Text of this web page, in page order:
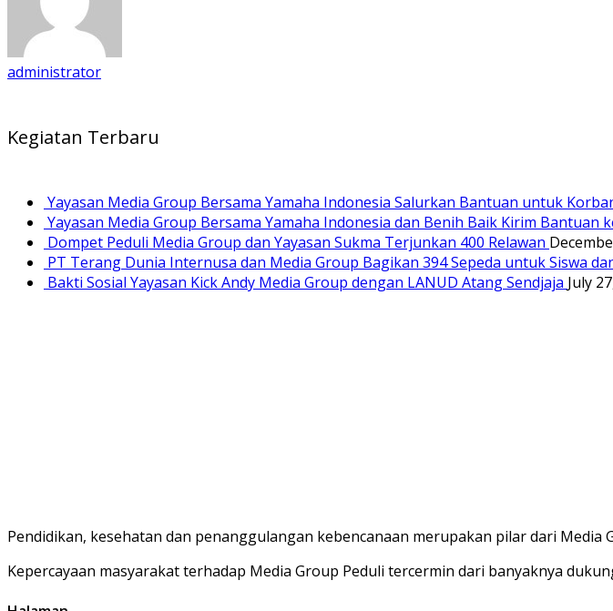
administrator
Kegiatan Terbaru
Yayasan Media Group Bersama Yamaha Indonesia Salurkan Bantuan untuk
Yayasan Media Group Bersama Yamaha Indonesia dan Benih Baik Kirim Bantuan
Dompet Peduli Media Group dan Yayasan Sukma Terjunkan 400 Relawan
PT Terang Dunia Internusa dan Media Group Bagikan 394 Sepeda untuk Siswa
Bakti Sosial Yayasan Kick Andy Media Group dengan LANUD Atang Sendjaja July
Pendidikan, kesehatan dan penanggulangan kebencanaan merupakan pilar dari Media
Kepercayaan masyarakat terhadap Media Group Peduli tercermin dari banyaknya